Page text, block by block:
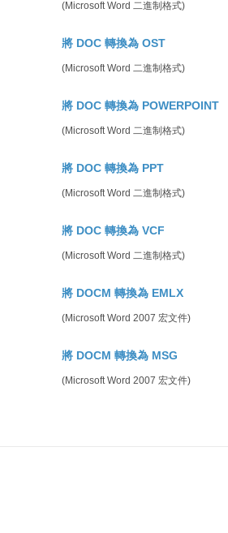
(Microsoft Word 二進制格式)
將 DOC 轉換為 OST
(Microsoft Word 二進制格式)
將 DOC 轉換為 POWERPOINT
(Microsoft Word 二進制格式)
將 DOC 轉換為 PPT
(Microsoft Word 二進制格式)
將 DOC 轉換為 VCF
(Microsoft Word 二進制格式)
將 DOCM 轉換為 EMLX
(Microsoft Word 2007 宏文件)
將 DOCM 轉換為 MSG
(Microsoft Word 2007 宏文件)